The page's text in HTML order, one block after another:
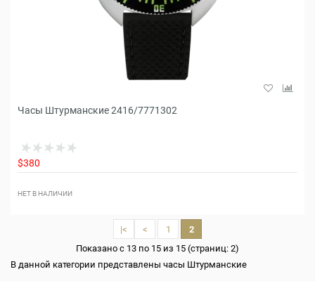
Часы Штурманские 2416/7771302
$380
НЕТ В НАЛИЧИИ
|< < 1
2
Показано с 13 по 15 из 15 (страниц: 2)
В данной категории представлены часы Штурманские